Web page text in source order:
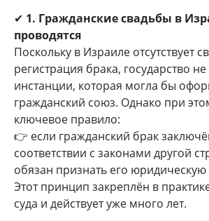
✔ 1. Гражданские свадьбы в
проводятся
Поскольку в Израиле отсутствует
регистрация брака, государство
инстанции, которая могла бы
гражданский союз. Однако при
ключевое правило:
👉 если гражданский брак
соответствии с законами другой
обязан признать его юридическую
Этот принцип закреплён в
суда и действует уже много лет.